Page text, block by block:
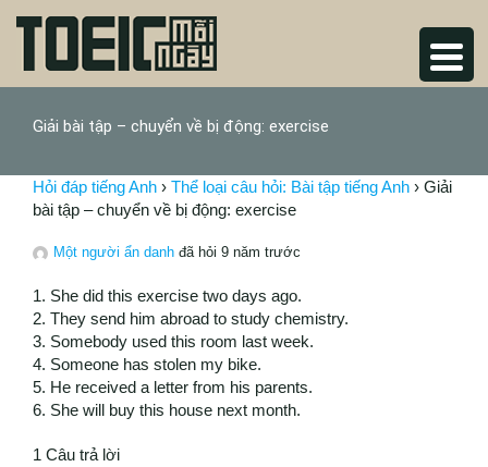
Giải bài tập – chuyển về bị động: exercise
Hỏi đáp tiếng Anh › Thể loại câu hỏi: Bài tập tiếng Anh › Giải
bài tập – chuyển về bị động: exercise
Một người ẩn danh đã hỏi 9 năm trước
1. She did this exercise two days ago.
2. They send him abroad to study chemistry.
3. Somebody used this room last week.
4. Someone has stolen my bike.
5. He received a letter from his parents.
6. She will buy this house next month.
1 Câu trả lời